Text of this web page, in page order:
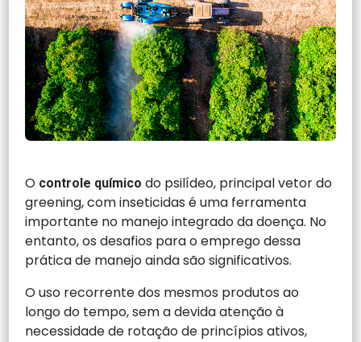
O controle químicodo psilídeo, principal vetor do
greening, com inseticidas é uma ferramenta
importante no manejo integrado da doença. No
entanto, os desafios para o emprego dessa
prática de manejo ainda são significativos.
O uso recorrente dos mesmos produtos ao
longo do tempo, sem a devida atenção à
necessidade de rotação de princípios ativos,